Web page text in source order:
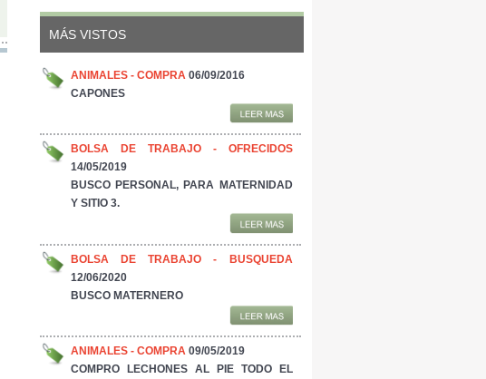
MÁS VISTOS
ANIMALES - COMPRA 06/09/2016
CAPONES
BOLSA DE TRABAJO - OFRECIDOS
14/05/2019
BUSCO PERSONAL, PARA MATERNIDAD
Y SITIO 3.
BOLSA DE TRABAJO - BUSQUEDA
12/06/2020
BUSCO MATERNERO
ANIMALES - COMPRA 09/05/2019
COMPRO LECHONES AL PIE TODO EL